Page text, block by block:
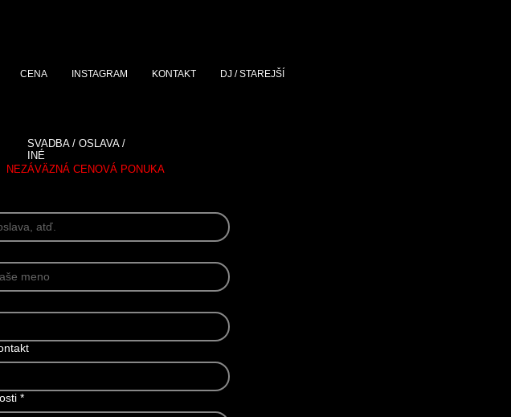
CENA INSTAGRAM KONTAKT DJ / STAREJŠÍ
SVADBA / OSLAVA /
INÉ
NEZÁVÄZNÁ CENOVÁ PONUKA
*